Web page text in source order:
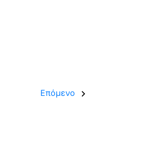
Επόμενο